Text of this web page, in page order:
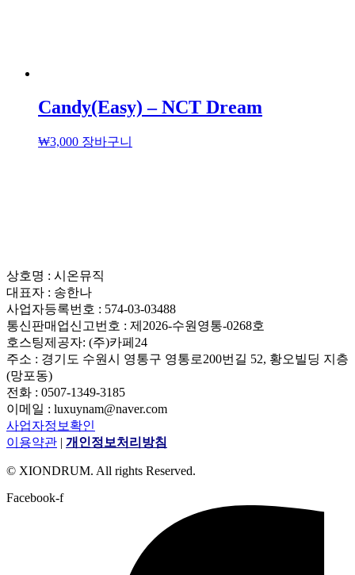
Candy(Easy) – NCT Dream
₩3,000 장바구니
상호명 : 시온뮤직
대표자 : 송한나
사업자등록번호 : 574-03-03488
통신판매업신고번호 : 제2026-수원영통-0268호
호스팅제공자: (주)카페24
주소 : 경기도 수원시 영통구 영통로200번길 52, 황오빌딩 지층
(망포동)
전화 : 0507-1349-3185
이메일 : luxuynam@naver.com
사업자정보확인
이용약관 | 개인정보처리방침
© XIONDRUM. All rights Reserved.
Facebook-f